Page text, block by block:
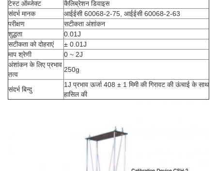
टेस्ट ऑब्जेक्ट
कैलिब्रेशन डिवाइस
संदर्भ मानक
आईईसी 60068-2-75, आईईसी 60068-2-63
परीक्षण
सटीकता अंशांकन
शुद्धता
0.01J
सटीकता को दोहराएं
± 0.01J
माप श्रेणी
0 ~ 2J
अंशांकन के लिए प्रभाव
तत्व
250g
संदर्भ बिन्दु
1J प्रभाव ऊर्जा 408 ± 1 मिमी की गिरावट की ऊंचाई के साथ
हासिल की